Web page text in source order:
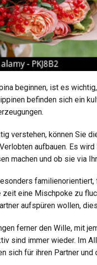
beginnen, ist es
befinden sich ein
verstehen, können Sie
aufbauen. Es
machen und ob sie via
eine Mischpoke zu
aufspüren wollen,
ferner den Wille, mit
sind immer wieder. Im
sich für ihren Partner und